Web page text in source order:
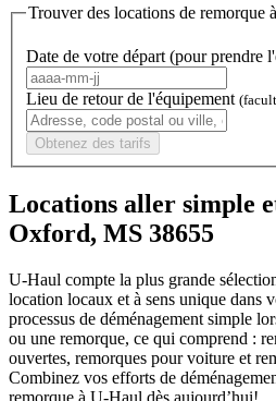
Trouver des locations de remorque
Date de votre départ (pour prendre
Lieu de retour de l'équipement
Obtenez des tarifs
Locations aller simple
Oxford, MS 38655
U-Haul compte la plus grande
location locaux et à sens unique dans
processus de déménagement simple
ou une remorque, ce qui comprend :
ouvertes, remorques pour voiture et
Combinez vos efforts de
remorque à U-Haul dès aujourd’hui!